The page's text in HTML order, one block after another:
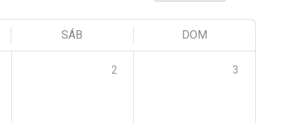
SÁB DOM
2 3